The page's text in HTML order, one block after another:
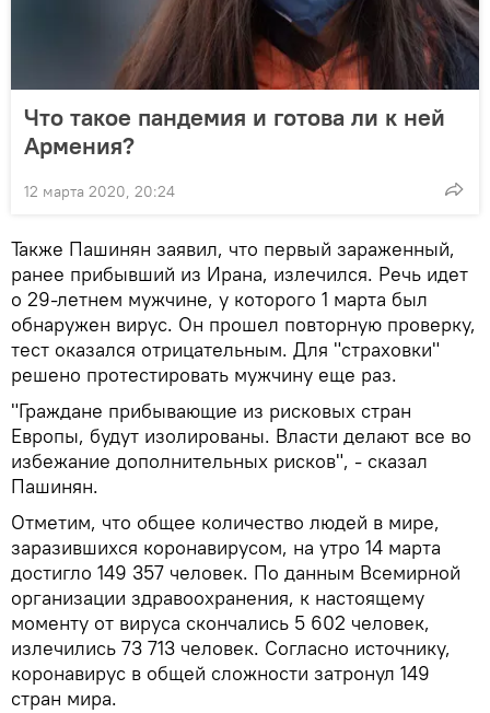
Что такое пандемия и готова ли к ней
Армения?
12 марта 2020, 20:24
Также Пашинян заявил, что первый зараженный,
ранее прибывший из Ирана, излечился. Речь идет
о 29-летнем мужчине, у которого 1 марта был
обнаружен вирус. Он прошел повторную проверку,
тест оказался отрицательным. Для "страховки"
решено протестировать мужчину еще раз.
"Граждане прибывающие из рисковых стран
Европы, будут изолированы. Власти делают все во
избежание дополнительных рисков", - сказал
Пашинян.
Отметим, что общее количество людей в мире,
заразившихся коронавирусом, на утро 14 марта
достигло 149 357 человек. По данным Всемирной
организации здравоохранения, к настоящему
моменту от вируса скончались 5 602 человек,
излечились 73 713 человек. Согласно источнику,
коронавирус в общей сложности затронул 149
стран мира.